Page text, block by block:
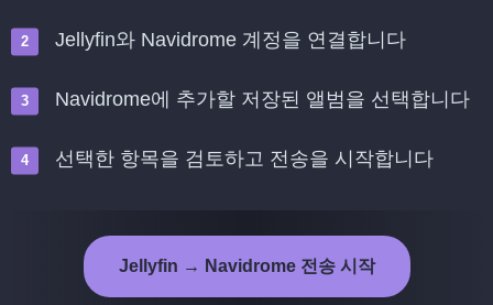
Jellyfin와 Navidrome 계정을 연결합니다
Navidrome에 추가할 저장된 앨범을 선택합니다
선택한 항목을 검토하고 전송을 시작합니다
Jellyfin → Navidrome 전송 시작